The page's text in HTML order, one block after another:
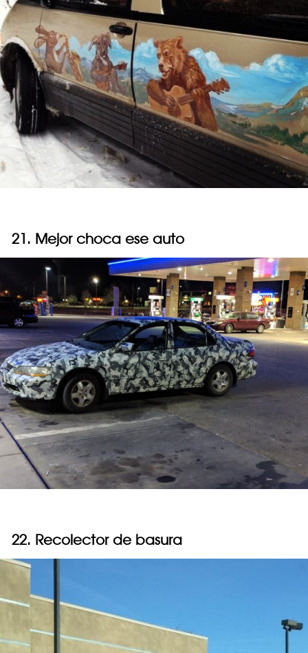
21. Mejor choca ese auto
22. Recolector de basura